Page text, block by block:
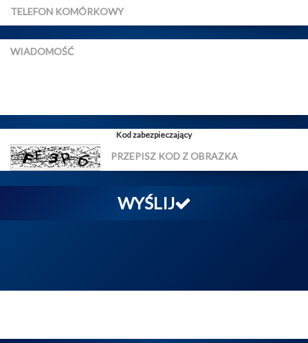
Kod zabezpieczający
WYŚLIJ